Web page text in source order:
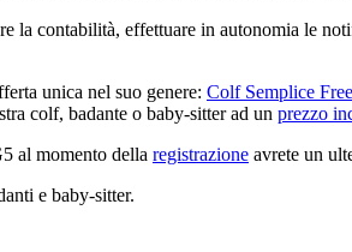
la contabilità, effettuare in autonomia le
unica nel suo genere: Colf Semplice
colf, badante o baby-sitter ad un prezzo
al momento della registrazione avrete un
e baby-sitter.